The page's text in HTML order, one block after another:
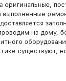
оригинальные,
выполненные
на дому,
существуют,